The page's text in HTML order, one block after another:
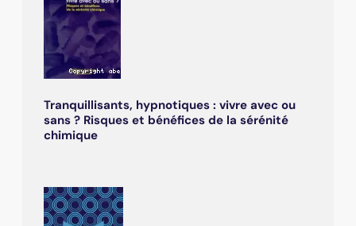
Tranquillisants, hypnotiques : vivre avec ou
sans ? Risques et bénéfices de la sérénité
chimique